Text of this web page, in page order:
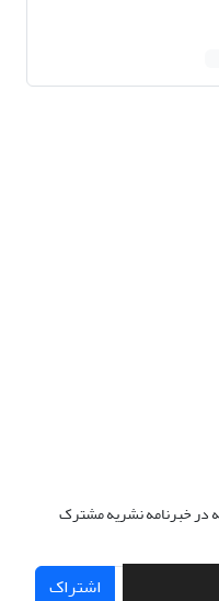
در خبرنامه نشریه مشترک
اشتراک